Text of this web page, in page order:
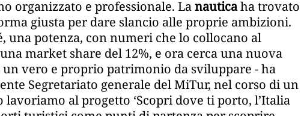
organizzato e professionale. Lanauticaha trovato
giusta per dare slancio alle proprie ambizioni.
una potenza, con numeri che lo collocano al
market share del 12%, e ora cerca una nuova
vero e proprio patrimonio da sviluppare - ha
Segretariato generale del MiTur, nel corso di un
al progetto ‘Scopri dove ti porto, l’Italia